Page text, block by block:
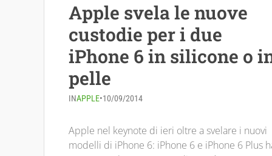
Apple svela le nuove
custodie per i due
iPhone 6 in silicone o
pelle
INAPPLE•10/09/2014
Apple nel keynote di ieri oltre a svelare i nuovi
modelli di iPhone 6: iPhone 6 e iPhone 6 Plus